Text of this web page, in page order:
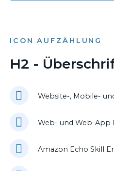
ICON AUFZÄHLUNG
H2 -
Website-, Mobile-
Web- und Web-App
Amazon Echo Skill